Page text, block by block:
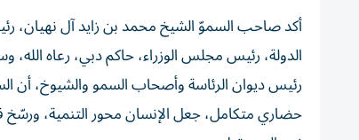
أكد صاحب السموّ الشيخ محمد بن زايد آل نهيان،
الدولة، رئيس مجلس الوزراء، حاكم دبي، رعاه
حضاري متكامل، جعل الإنسان محور التنمية، ورسّخ